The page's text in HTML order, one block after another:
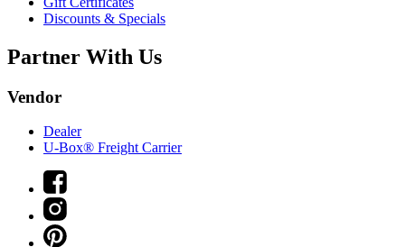
Discounts & Specials
Partner With Us
Vendor
Dealer
U-Box® Freight Carrier